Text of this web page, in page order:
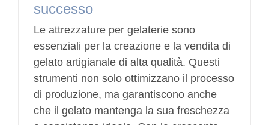
successo
Le attrezzature per gelaterie sono
essenziali per la creazione e la vendita di
gelato artigianale di alta qualità. Questi
strumenti non solo ottimizzano il processo
di produzione, ma garantiscono anche
che il gelato mantenga la sua freschezza